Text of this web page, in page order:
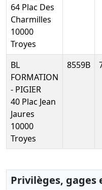
64 Plac Des
Charmilles
10000
Troyes
BL
FORMATION
- PIGIER
40 Plac Jean
Jaures
10000
Troyes
8559B
Privilèges,